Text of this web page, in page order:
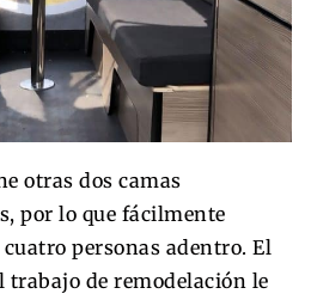
otras dos camas
por lo que fácilmente
personas adentro. El
trabajo de remodelación le